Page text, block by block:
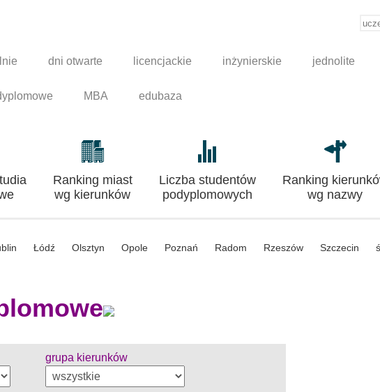
dni otwarte licencjackie inżynierskie jednolite
MBA edubaza
Ranking miast
wg kierunków
Liczba studentów
podyplomowych
Ranking
wg nazwy
Łódź Olsztyn Opole Poznań Radom Rzeszów Szczecin
grupa kierunków